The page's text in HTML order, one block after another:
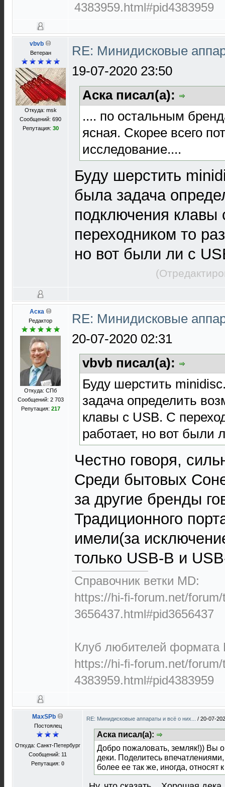
4383959.html#pid4383959
vbvb
Ветеран
Откуда: msk
Сообщений: 690
Репутация: 30
RE: Минидисковые
19-07-2020 23:50
Аска писал(а):
.... по остальным
ясная. Скорее всего
исследование....
Буду шерстить
была задача
подключения клавы
переходником то
но вот были ли с
Аска
Редактор
Откуда: СПб
Сообщений: 2 703
Репутация: 217
RE: Минидисковые
20-07-2020 02:31
vbvb писал(а):
Буду шерстить
задача определить
клавы с USB. С
работает, но вот были
Честно говоря,
Среди бытовых
за другие бренды
Традиционного
имели(за
только USB-B и
Справочник ветки MD:
https://hi-fi-forum.net/
3656437.html#pid3656437
Клуб любителей формата
https://hi-fi-forum.net/
4383959.html#pid4383959
MaxSPb
Постоялец
Откуда: Санкт-Петербург
Сообщений: 11
Репутация: 0
RE: Минидисковые аппараты и всё о них... / 20-07-
Аска писал(а):
Добро пожаловать, земляк!)) Вы
деки. Поделитесь
более ее так же, иногда, относят